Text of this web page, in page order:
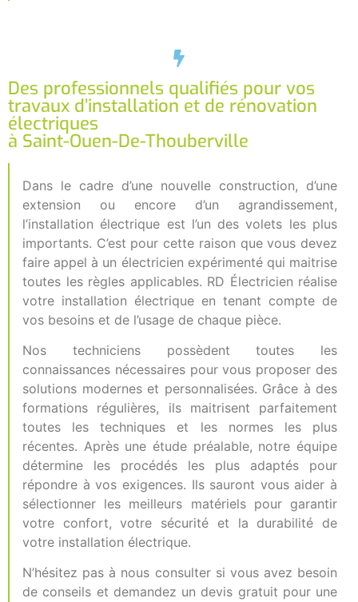
Des professionnels qualifiés pour vos
travaux d’installation et de rénovation
électriques
à Saint-Ouen-De-Thouberville
Dans le cadre d’une nouvelle construction, d’une
extension ou encore d’un agrandissement,
l’installation électrique est l’un des volets les plus
importants. C’est pour cette raison que vous devez
faire appel à un électricien expérimenté qui maitrise
toutes les règles applicables. RD Électricien réalise
votre installation électrique en tenant compte de
vos besoins et de l’usage de chaque pièce.
Nos techniciens possèdent toutes les
connaissances nécessaires pour vous proposer des
solutions modernes et personnalisées. Grâce à des
formations régulières, ils maitrisent parfaitement
toutes les techniques et les normes les plus
récentes. Après une étude préalable, notre équipe
détermine les procédés les plus adaptés pour
répondre à vos exigences. Ils sauront vous aider à
sélectionner les meilleurs matériels pour garantir
votre confort, votre sécurité et la durabilité de
votre installation électrique.
N’hésitez pas à nous consulter si vous avez besoin
de conseils et demandez un devis gratuit pour une